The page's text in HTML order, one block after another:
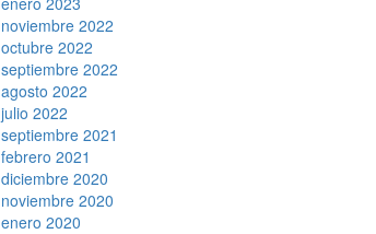
noviembre 2022
octubre 2022
septiembre 2022
agosto 2022
julio 2022
septiembre 2021
febrero 2021
diciembre 2020
noviembre 2020
enero 2020